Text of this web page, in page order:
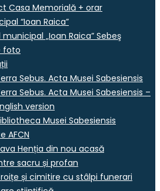
Casa Memorială + orar
“Ioan Raica”
„Ioan Raica” Sebeş
foto
Sebus. Acta Musei Sabesiensis
Sebus. Acta Musei Sabesiensis –
version
Musei Sabesiensis
AFCN
Henția din nou acasă
sacru și profan
și cimitire cu stâlpi funerari